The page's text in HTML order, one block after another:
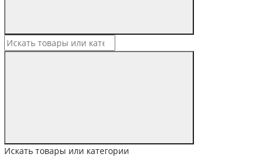
Искать товары или категории